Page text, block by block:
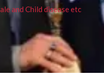
and Child disease etc